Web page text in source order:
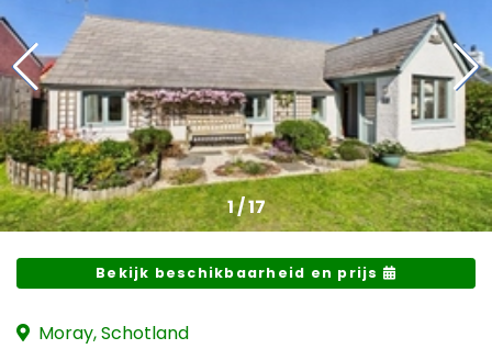
1/17
Bekijk beschikbaarheid en prijs
Moray, Schotland